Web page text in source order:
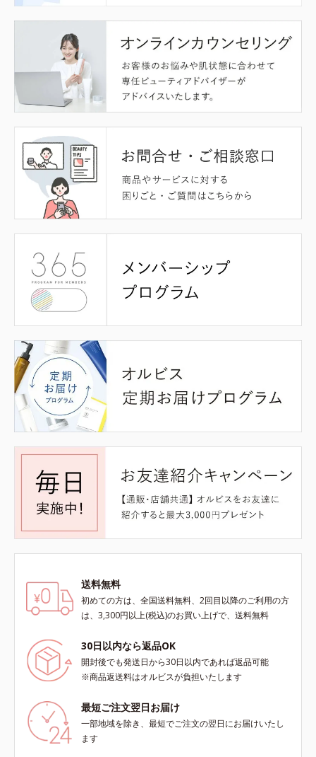
送料無料
初めての方は、全国送料無料、2回目以降のご利用の方
は、3,300円以上(税込)のお買い上げで、送料無料
30日以内なら返品OK
開封後でも発送日から30日以内であれば返品可能
※商品返送料はオルビスが負担いたします
最短ご注文翌日お届け
一部地域を除き、最短でご注文の翌日にお届けいたし
ます